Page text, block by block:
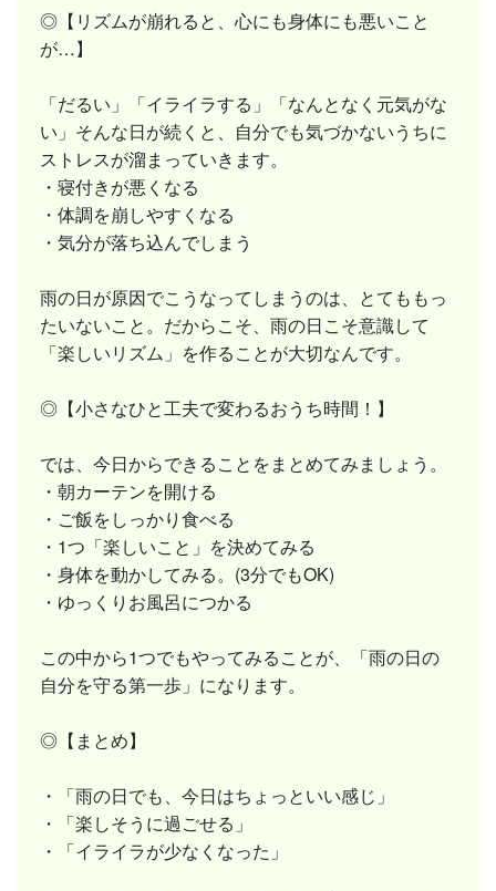
◎【リズムが崩れると、心にも身体にも悪いこと
が…】
「だるい」「イライラする」「なんとなく元気がな
い」そんな日が続くと、自分でも気づかないうちに
ストレスが溜まっていきます。
・寝付きが悪くなる
・体調を崩しやすくなる
・気分が落ち込んでしまう
雨の日が原因でこうなってしまうのは、とてももっ
たいないこと。だからこそ、雨の日こそ意識して
「楽しいリズム」を作ることが大切なんです。
◎【小さなひと工夫で変わるおうち時間！】
では、今日からできることをまとめてみましょう。
・朝カーテンを開ける
・ご飯をしっかり食べる
・1つ「楽しいこと」を決めてみる
・身体を動かしてみる。(3分でもOK)
・ゆっくりお風呂につかる
この中から1つでもやってみることが、「雨の日の
自分を守る第一歩」になります。
◎【まとめ】
・「雨の日でも、今日はちょっといい感じ」
・「楽しそうに過ごせる」
・「イライラが少なくなった」